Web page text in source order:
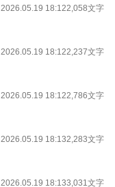
2026.05.19 18:122,058文字
2026.05.19 18:122,237文字
2026.05.19 18:122,786文字
2026.05.19 18:132,283文字
2026.05.19 18:133,031文字